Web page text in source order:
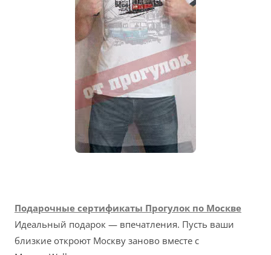
Подарочные сертификаты Прогулок по Москве
Идеальный подарок — впечатления. Пусть ваши
близкие откроют Москву заново вместе с